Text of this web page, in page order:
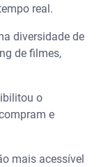
real.
diversidade de
de filmes,
o
e
mais acessível